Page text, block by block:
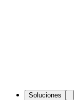
Soluciones